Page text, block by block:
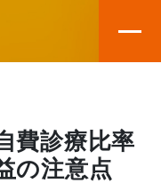
費診療比率
の注意点